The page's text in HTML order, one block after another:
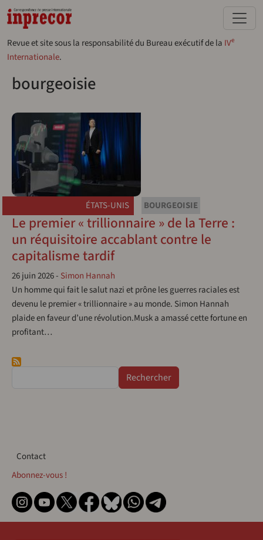
Aller au contenu principal
Revue et site sous la responsabilité du Bureau exécutif de la IVe
Internationale.
bourgeoisie
ÉTATS-UNIS BOURGEOISIE
Le premier « trillionnaire » de la Terre :
un réquisitoire accablant contre le
capitalisme tardif
26 juin 2026- Simon Hannah
Un homme qui fait le salut nazi et prône les guerres raciales est
devenu le premier « trillionnaire » au monde. Simon Hannah
plaide en faveur d’une révolution.Musk a amassé cette fortune en
profitant…
Contact
Contact
Abonnez-vous !